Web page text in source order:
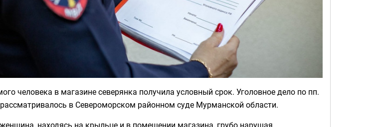
человека в магазине северянка получила условный срок. Уголовное дело по пп.
в Североморском районном суде Мурманской области.